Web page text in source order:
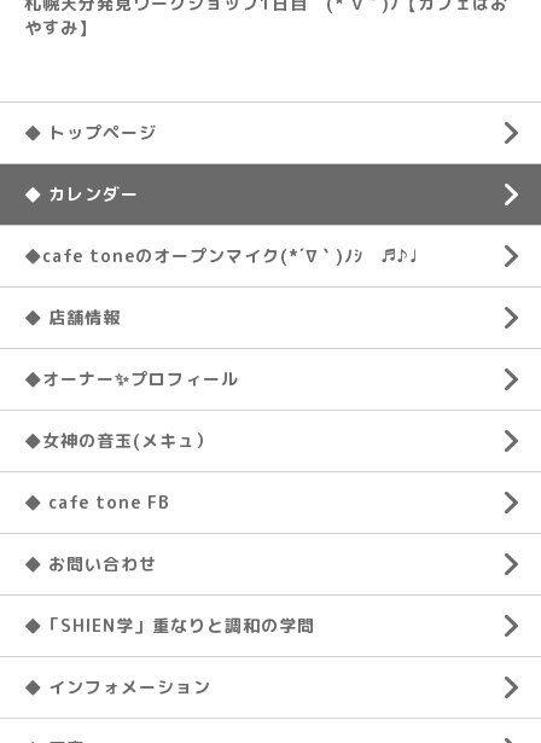
やすみ】
◆ トップページ
◆ カレンダー
◆cafe toneのオープンマイク(*´∇｀)ﾉｼ ♬♪♩
◆ 店舗情報
◆オーナー✨プロフィール
◆女神の音玉(メキュ）
◆ cafe tone FB
◆ お問い合わせ
◆「SHIEN学」重なりと調和の学問
◆ インフォメーション